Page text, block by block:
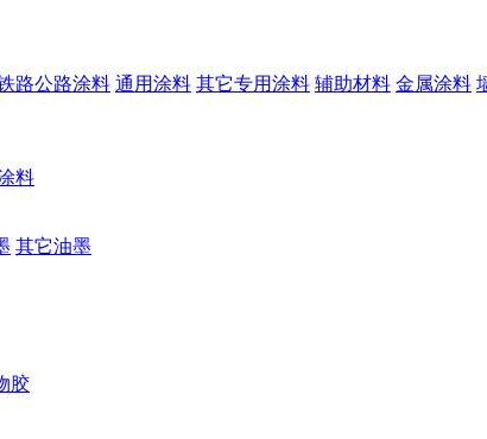
路公路涂料 通用涂料 其它专用涂料 辅助材料 金属涂料
料
其它油墨
胶